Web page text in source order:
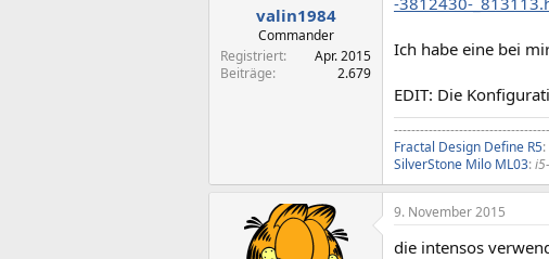
valin1984
Commander
Registriert
Apr. 2015
Beiträge
2.679
Ich habe eine bei
EDIT: Die
Fractal Design Define R5
SilverStone Milo ML03:
9. November 2015
die intensos